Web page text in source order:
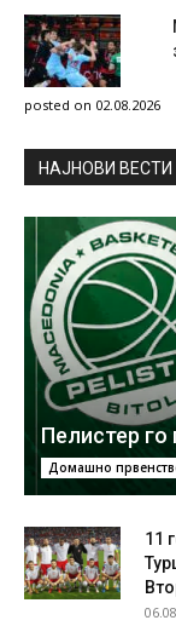
posted on 02.08.2026
НAЈНОВИ ВЕСТИ
Пелистер
Домашно
11